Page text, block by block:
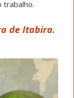
trabalho.
de Itabira.